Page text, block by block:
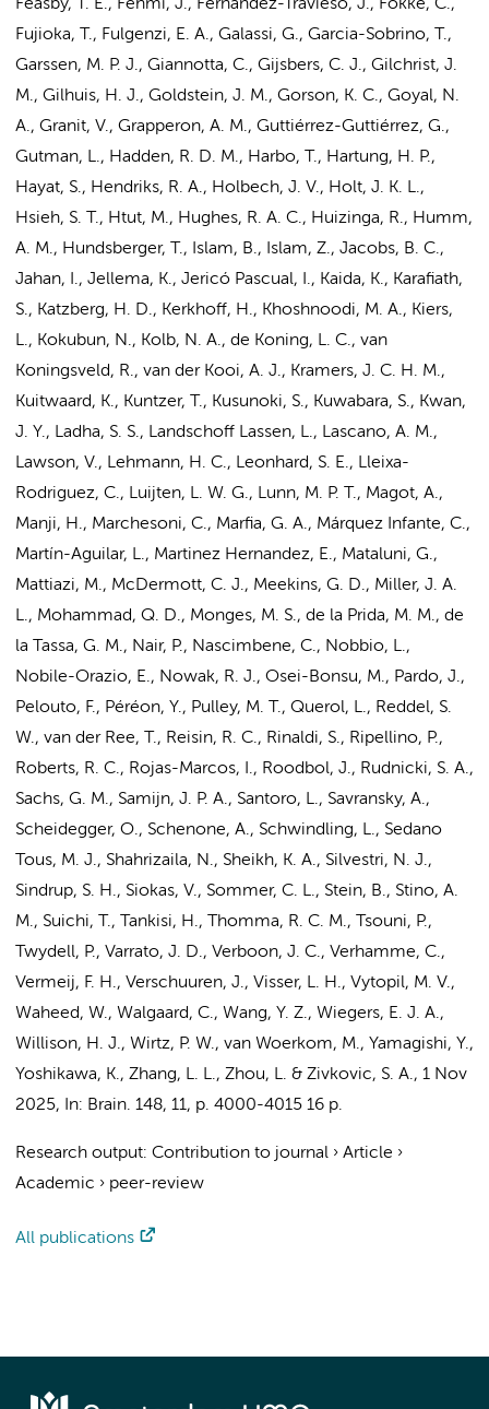
Feasby, T. E., Fehmi, J., Fernández-Travieso, J., Fokke, C.,
Fujioka, T., Fulgenzi, E. A., Galassi, G., Garcia-Sobrino, T.,
Garssen, M. P. J., Giannotta, C., Gijsbers, C. J., Gilchrist, J.
M., Gilhuis, H. J., Goldstein, J. M., Gorson, K. C., Goyal, N.
A., Granit, V., Grapperon, A. M., Guttiérrez-Guttiérrez, G.,
Gutman, L., Hadden, R. D. M., Harbo, T., Hartung, H. P.,
Hayat, S., Hendriks, R. A., Holbech, J. V., Holt, J. K. L.,
Hsieh, S. T., Htut, M., Hughes, R. A. C., Huizinga, R., Humm,
A. M., Hundsberger, T., Islam, B., Islam, Z., Jacobs, B. C.,
Jahan, I., Jellema, K., Jericó Pascual, I., Kaida, K., Karafiath,
S., Katzberg, H. D., Kerkhoff, H., Khoshnoodi, M. A., Kiers,
L., Kokubun, N., Kolb, N. A., de Koning, L. C., van
Koningsveld, R., van der Kooi, A. J., Kramers, J. C. H. M.,
Kuitwaard, K., Kuntzer, T., Kusunoki, S., Kuwabara, S., Kwan,
J. Y., Ladha, S. S., Landschoff Lassen, L., Lascano, A. M.,
Lawson, V., Lehmann, H. C., Leonhard, S. E., Lleixa-
Rodriguez, C., Luijten, L. W. G., Lunn, M. P. T., Magot, A.,
Manji, H., Marchesoni, C., Marfia, G. A., Márquez Infante, C.,
Martín-Aguilar, L., Martinez Hernandez, E., Mataluni, G.,
Mattiazi, M., McDermott, C. J., Meekins, G. D., Miller, J. A.
L., Mohammad, Q. D., Monges, M. S., de la Prida, M. M., de
la Tassa, G. M., Nair, P., Nascimbene, C., Nobbio, L.,
Nobile-Orazio, E., Nowak, R. J., Osei-Bonsu, M., Pardo, J.,
Pelouto, F., Péréon, Y., Pulley, M. T., Querol, L., Reddel, S.
W., van der Ree, T., Reisin, R. C., Rinaldi, S., Ripellino, P.,
Roberts, R. C., Rojas-Marcos, I., Roodbol, J., Rudnicki, S. A.,
Sachs, G. M., Samijn, J. P. A., Santoro, L., Savransky, A.,
Scheidegger, O., Schenone, A., Schwindling, L., Sedano
Tous, M. J., Shahrizaila, N., Sheikh, K. A., Silvestri, N. J.,
Sindrup, S. H., Siokas, V., Sommer, C. L., Stein, B., Stino, A.
M., Suichi, T., Tankisi, H., Thomma, R. C. M., Tsouni, P.,
Twydell, P., Varrato, J. D., Verboon, J. C., Verhamme, C.,
Vermeij, F. H., Verschuuren, J., Visser, L. H., Vytopil, M. V.,
Waheed, W., Walgaard, C., Wang, Y. Z., Wiegers, E. J. A.,
Willison, H. J., Wirtz, P. W., van Woerkom, M., Yamagishi, Y.,
Yoshikawa, K., Zhang, L. L., Zhou, L. & Zivkovic, S. A., 1 Nov
2025, In: Brain. 148, 11, p. 4000-4015 16 p.
Research output: Contribution to journal › Article ›
Academic › peer-review
All publications